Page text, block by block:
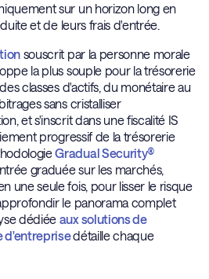
sur un horizon long en
et de leurs frais d'entrée.
souscrit par la personne morale
la plus souple pour la trésorerie
classes d'actifs, du monétaire au
sans cristalliser
et s'inscrit dans une fiscalité IS
progressif de la trésorerie
Gradual Security®
graduée sur les marchés,
une seule fois, pour lisser le risque
le panorama complet
dédiée aux solutions de
d'entreprisedétaille chaque